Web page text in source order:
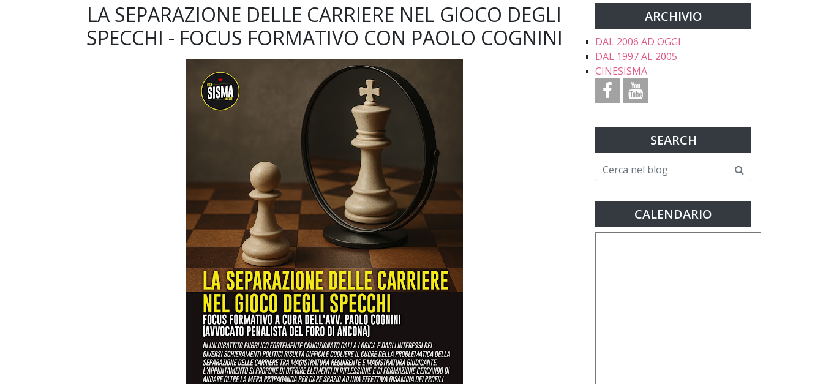
LA SEPARAZIONE DELLE CARRIERE NEL GIOCO DEGLI
SPECCHI - FOCUS FORMATIVO CON PAOLO COGNINI
ARCHIVIO
DAL 2006 AD OGGI
DAL 1997 AL 2005
CINESISMA
SEARCH
CALENDARIO